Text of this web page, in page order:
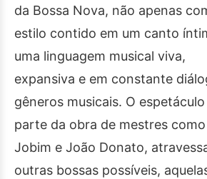
da Bossa Nova, não apenas
estilo contido em um canto
uma linguagem musical viva,
expansiva e em constante
gêneros musicais. O espetáculo
parte da obra de mestres
Jobim e João Donato,
outras bossas possíveis,